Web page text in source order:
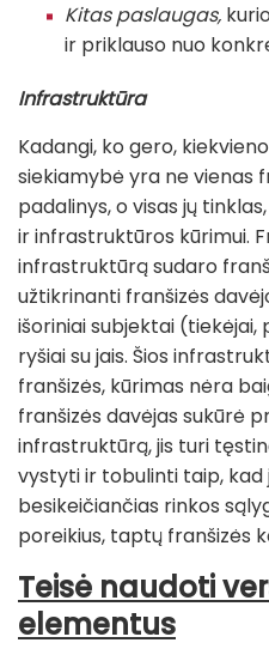
Kitas paslaugas,
ir priklauso nuo
Infrastruktūra
Kadangi, ko gero,
siekiamybė yra ne vienas
padalinys, o visas jų
ir infrastruktūros kūrimui.
infrastruktūrą sudaro
užtikrinanti franšizės
išoriniai subjektai
ryšiai su jais. Šios
franšizės, kūrimas nėra
franšizės davėjas sukūrė
infrastruktūrą, jis turi
vystyti ir tobulinti taip, kad
besikeičiančias rinkos
poreikius, taptų franšizės
Teisė naudoti
elementus